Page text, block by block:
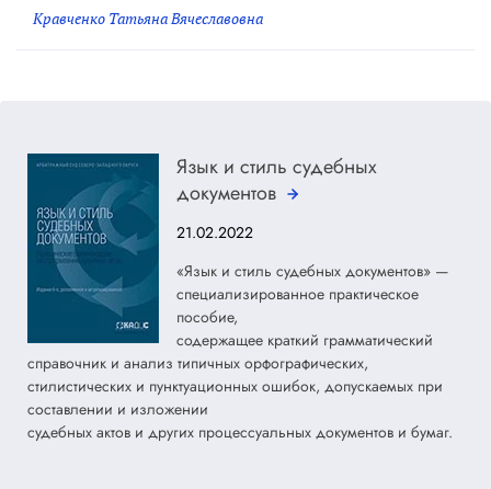
Кравченко Татьяна Вячеславовна
Язык и стиль судебных
документов
21.02.2022
«Язык и стиль судебных документов» —
специализированное практическое
пособие,
содержащее краткий грамматический
справочник и анализ типичных орфографических,
стилистических и пунктуационных ошибок, допускаемых при
составлении и изложении
судебных актов и других процессуальных документов и бумаг.